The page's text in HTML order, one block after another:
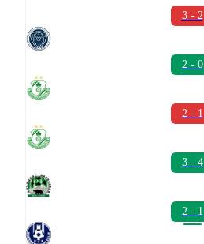
3 - 2
2 - 0
2 - 1
3 - 4
2 - 1